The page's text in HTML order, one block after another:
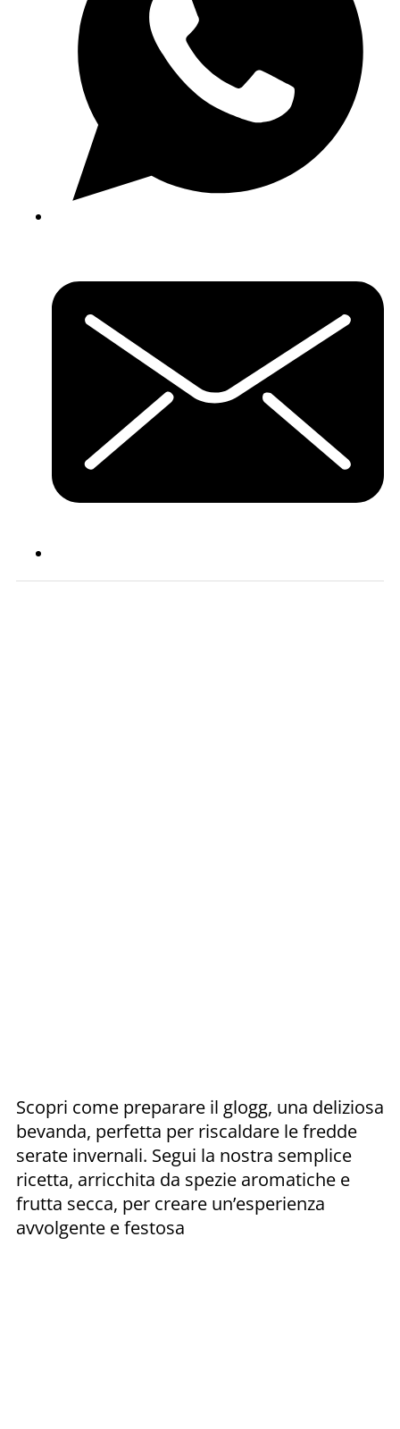
Scopri come preparare il glogg, una deliziosa
bevanda, perfetta per riscaldare le fredde
serate invernali. Segui la nostra semplice
ricetta, arricchita da spezie aromatiche e
frutta secca, per creare un’esperienza
avvolgente e festosa